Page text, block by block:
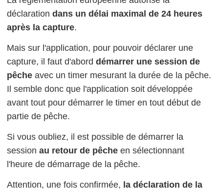
déclaration dans un délai maximal de 24 heures
après la capture.
Mais sur l'application, pour pouvoir déclarer une
capture, il faut d'abord démarrer une session de
pêche avec un timer mesurant la durée de la pêche.
Il semble donc que l'application soit développée
avant tout pour démarrer le timer en tout début de
partie de pêche.
Si vous oubliez, il est possible de démarrer la
session au retour de pêche en sélectionnant
l'heure de démarrage de la pêche.
Attention, une fois confirmée, la déclaration de la